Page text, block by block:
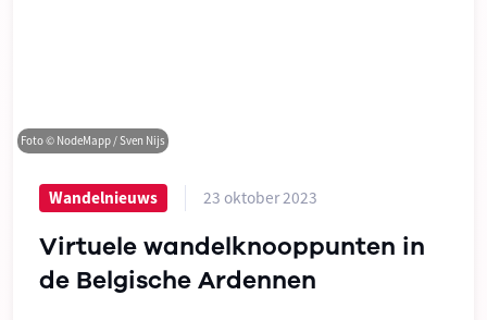
Foto © NodeMapp / Sven Nijs
Wandelnieuws 23 oktober 2023
Virtuele wandelknooppunten in
de Belgische Ardennen